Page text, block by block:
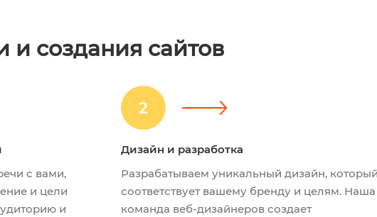
и создания сайтов
с вами,
и цели
и
2
Дизайн и разработка
Разрабатываем уникальный дизайн, который
соответствует вашему бренду и целям. Наша
команда веб-дизайнеров создает